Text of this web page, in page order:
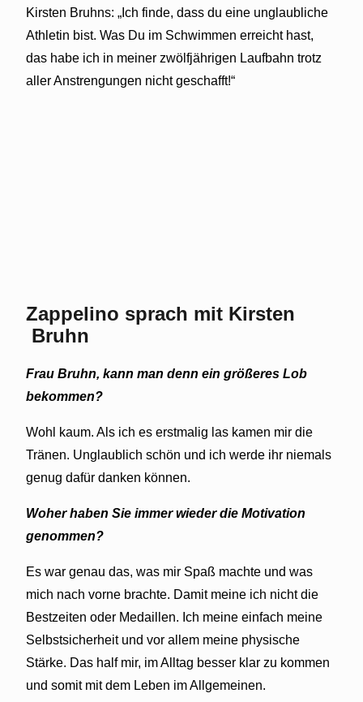
Kirsten Bruhns: „Ich finde, dass du eine unglaubliche
Athletin bist. Was Du im Schwimmen erreicht hast,
das habe ich in meiner zwölfjährigen Laufbahn trotz
aller Anstrengungen nicht geschafft!“
Zappelino sprach mit Kirsten
Bruhn
Frau Bruhn, kann man denn ein größeres Lob
bekommen?
Wohl kaum. Als ich es erstmalig las kamen mir die
Tränen. Unglaublich schön und ich werde ihr niemals
genug dafür danken können.
Woher haben Sie immer wieder die Motivation
genommen?
Es war genau das, was mir Spaß machte und was
mich nach vorne brachte. Damit meine ich nicht die
Bestzeiten oder Medaillen. Ich meine einfach meine
Selbstsicherheit und vor allem meine physische
Stärke. Das half mir, im Alltag besser klar zu kommen
und somit mit dem Leben im Allgemeinen.